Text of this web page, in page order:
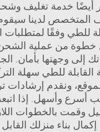
أيضًا خدمة تغليف
المتخصص لدينا
للطي وفقًا لمتطلبات
من عملية
إلى وجهتها بأمان.
القابلة للطي سهلة
ونقدم إرشادات
أسرع وأسهل. إذا
وقمت بالخطوات
بناء منزلك